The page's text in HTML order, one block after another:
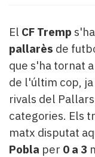
patrocinat
Lo
més
llegit...
Editorial
El CF Tremp
pallarès de
que s'ha tornat
de l'últim cop,
rivals del
categories. Els
matx disputat
Pobla per 0 a 3